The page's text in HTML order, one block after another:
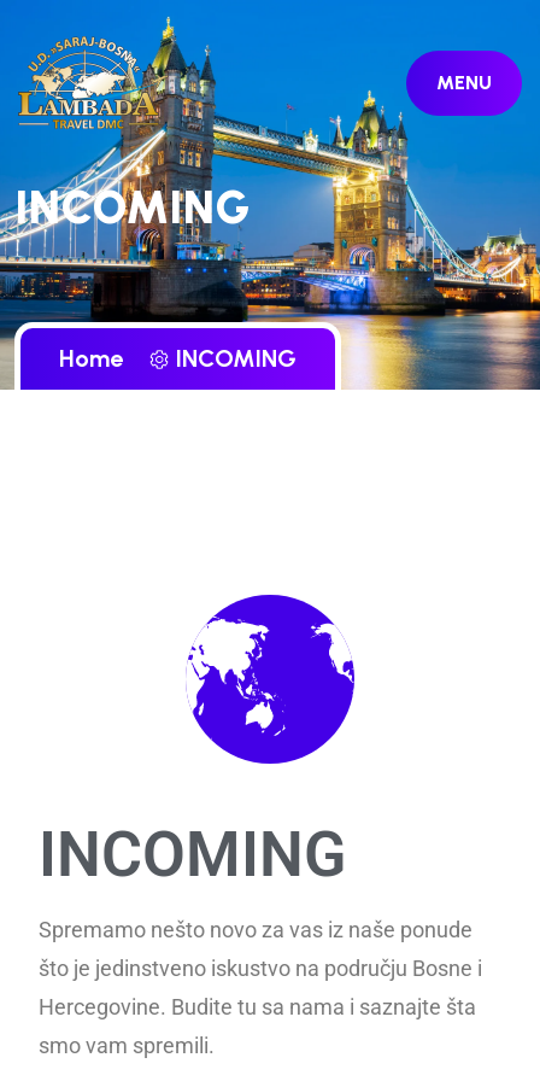
MENU
INCOMING
Home INCOMING
INCOMING
Spremamo nešto novo za vas iz naše ponude
što je jedinstveno iskustvo na području Bosne i
Hercegovine. Budite tu sa nama i saznajte šta
smo vam spremili.